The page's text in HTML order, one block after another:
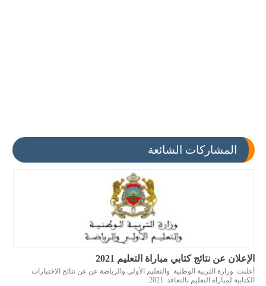
المشاركات الشائعة
الإعلان عن نتائج كتابي مباراة التعليم 2021
أعلنت وزارة التربية الوطنية والتعليم الأولي والرياضة عن عن نتائج الاختبارات
الكتابية لمباراة التعليم بالتعاقد 2021